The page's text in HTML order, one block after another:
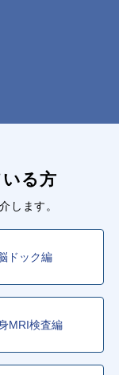
る方
します。
ドック編
MRI検査編